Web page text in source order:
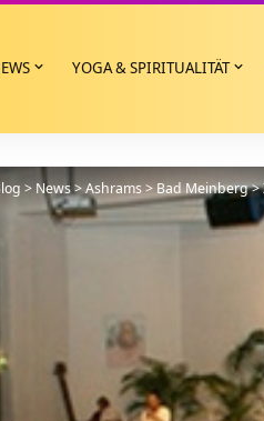
YOGA & SPIRITUALITÄT
>News>Ashrams>Bad Meinberg>